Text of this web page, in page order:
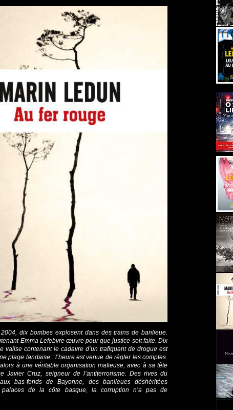
dix bombes explosent dans des trains de banlieue.
Emma Lefebvre œuvre pour que justice soit faite. Dix
valise contenant le cadavre d’un trafiquant de drogue est
plage landaise : l’heure est venue de régler les comptes.
alors à une véritable organisation mafieuse, avec à sa tête
Javier Cruz, seigneur de l’antiterrorisme. Des rives du
bas-fonds de Bayonne, des banlieues déshéritées
palaces de la côte basque, la corruption n’a pas de